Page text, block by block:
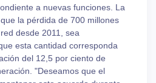
a nuevas funciones. La
la pérdida de 700 millones
desde 2011, sea
esta cantidad corresponda
del 12,5 por ciento de
"Deseamos que el